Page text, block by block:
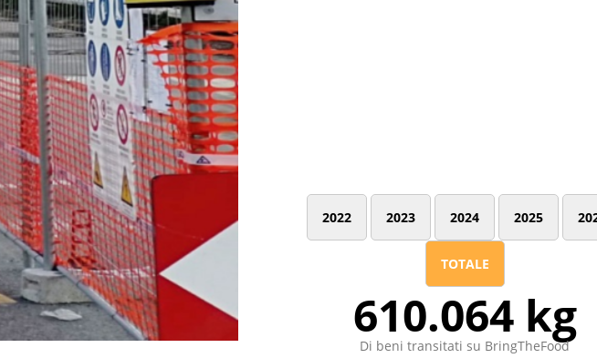
2022 2023 2024 2025
TOTALE
610.064 kg
Di beni transitati su BringTheFood